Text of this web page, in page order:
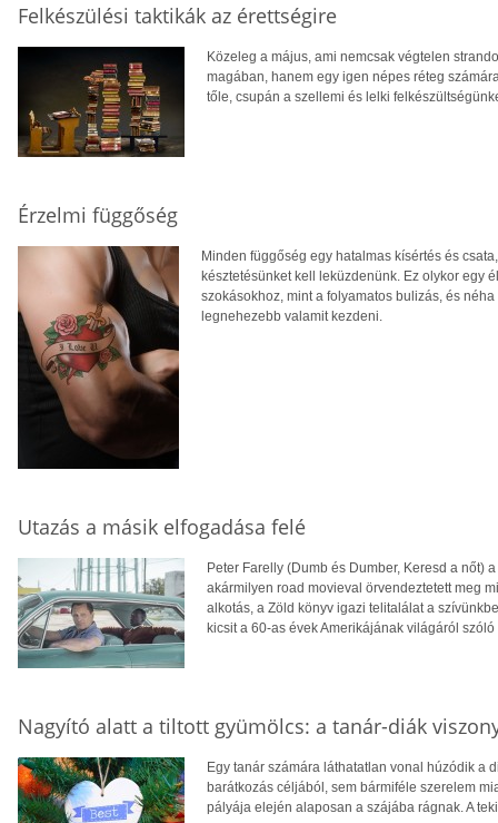
Felkészülési taktikák az érettségire
Közeleg a május, ami nemcsak végtelen
magában, hanem egy igen népes réteg
tőle, csupán a szellemi és lelki
Érzelmi függőség
Minden függőség egy hatalmas kísértés és
késztetésünket kell leküzdenünk. Ez olykor egy
szokásokhoz, mint a folyamatos bulizás, és
legnehezebb valamit kezdeni.
Utazás a másik elfogadása felé
Peter Farelly (Dumb és Dumber, Keresd a nőt)
akármilyen road movieval örvendeztetett meg
alkotás, a Zöld könyv igazi telitalálat a
kicsit a 60-as évek Amerikájának világáról
Nagyító alatt a tiltott gyümölcs: a tanár-diák
Egy tanár számára láthatatlan vonal húzódik a
barátkozás céljából, sem bármiféle szerelem
pályája elején alaposan a szájába rágnak. A